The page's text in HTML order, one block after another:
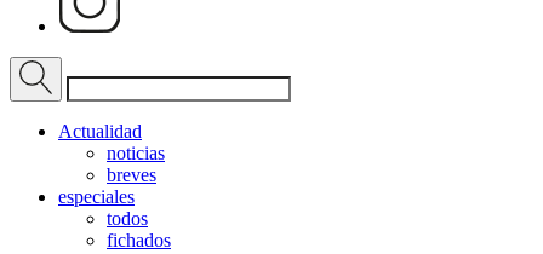
Actualidad
noticias
breves
especiales
todos
fichados